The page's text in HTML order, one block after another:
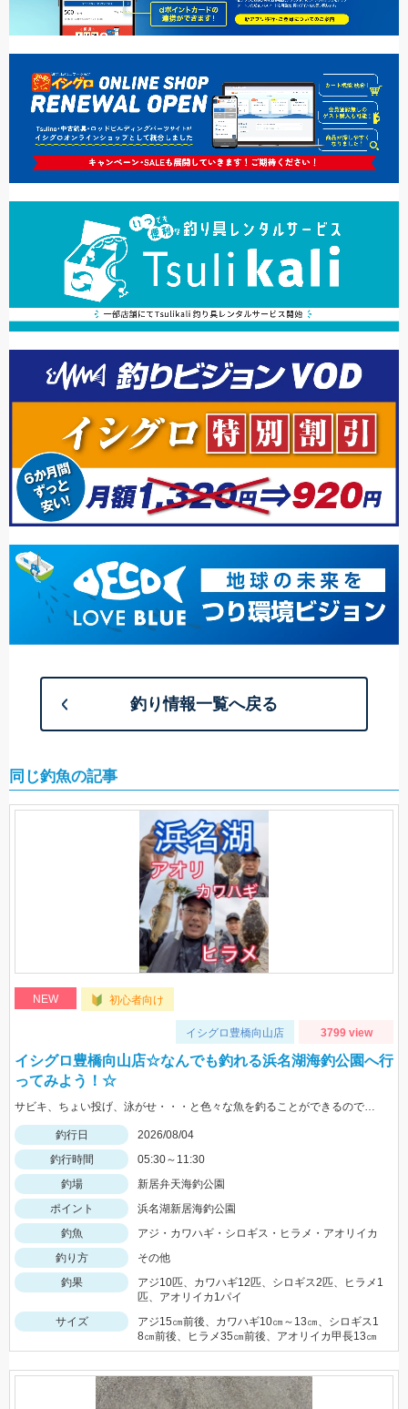
釣り情報一覧へ戻る
同じ釣魚の記事
NEW 初心者向け
イシグロ豊橋向山店 3799 view
イシグロ豊橋向山店☆なんでも釣れる浜名湖海釣公園へ行
ってみよう！☆
サビキ、ちょい投げ、泳がせ・・・と色々な魚を釣ることができるので仕掛けも何種類か用意していけば楽しむことができますよ！
釣行日
2026/08/04
釣行時間
05:30～11:30
釣場
新居弁天海釣公園
ポイント
浜名湖新居海釣公園
釣魚
アジ・カワハギ・シロギス・ヒラメ・アオリイカ
釣り方
その他
釣果
アジ10匹、カワハギ12匹、シロギス2匹、ヒラメ1
匹、アオリイカ1パイ
サイズ
アジ15㎝前後、カワハギ10㎝～13㎝、シロギス1
8㎝前後、ヒラメ35㎝前後、アオリイカ甲長13㎝